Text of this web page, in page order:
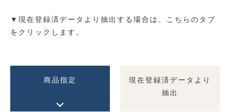
▼現在登録済データより抽出する場合は、こちらのタブ
をクリックします。
商品指定
現在登録済データより
抽出